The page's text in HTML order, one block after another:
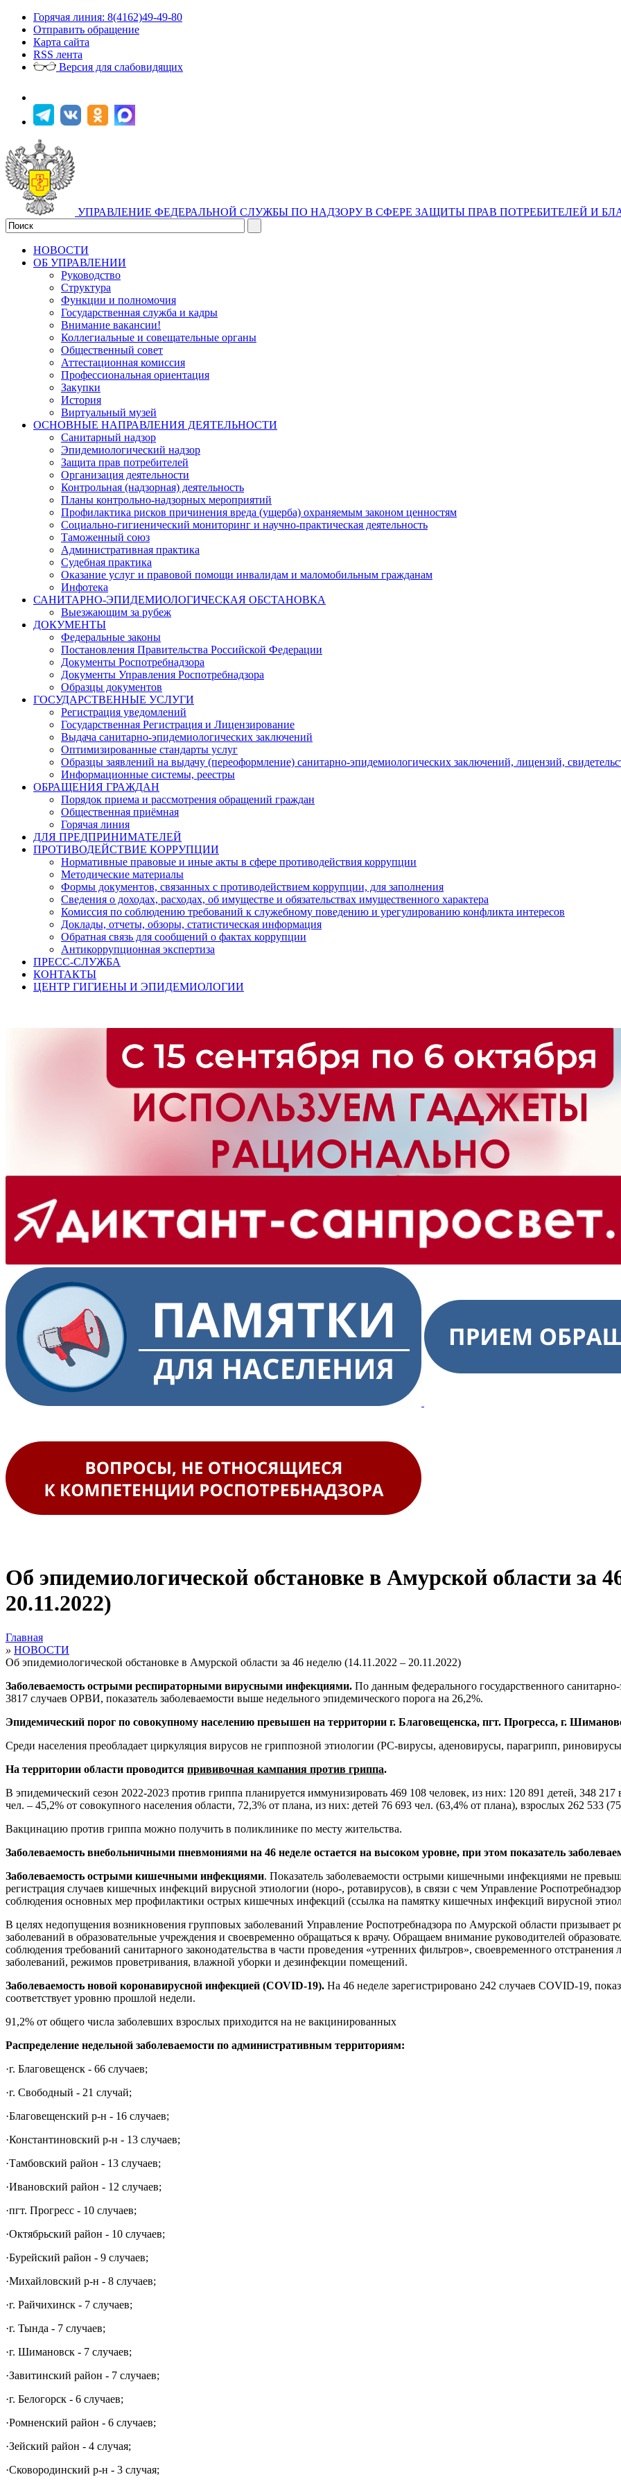
Горячая линия: 8(4162)49-49-80
Отправить обращение
Карта сайта
RSS лента
Версия для слабовидящих
УПРАВЛЕНИЕ ФЕДЕРАЛЬНОЙ СЛУЖБЫ ПО НАДЗОРУ В СФЕРЕ ЗАЩИТЫ ПРАВ ПОТРЕБИТЕЛЕЙ И
НОВОСТИ
ОБ УПРАВЛЕНИИ
Руководство
Структура
Функции и полномочия
Государственная служба и кадры
Внимание вакансии!
Коллегиальные и совещательные органы
Общественный совет
Аттестационная комиссия
Профессиональная ориентация
Закупки
История
Виртуальный музей
ОСНОВНЫЕ НАПРАВЛЕНИЯ ДЕЯТЕЛЬНОСТИ
Санитарный надзор
Эпидемиологический надзор
Защита прав потребителей
Организация деятельности
Контрольная (надзорная) деятельность
Планы контрольно-надзорных мероприятий
Профилактика рисков причинения вреда (ущерба) охраняемым законом ценностям
Социально-гигиенический мониторинг и научно-практическая деятельность
Таможенный союз
Административная практика
Судебная практика
Оказание услуг и правовой помощи инвалидам и маломобильным гражданам
Инфотека
САНИТАРНО-ЭПИДЕМИОЛОГИЧЕСКАЯ ОБСТАНОВКА
Выезжающим за рубеж
ДОКУМЕНТЫ
Федеральные законы
Постановления Правительства Российской Федерации
Документы Роспотребнадзора
Документы Управления Роспотребнадзора
Образцы документов
ГОСУДАРСТВЕННЫЕ УСЛУГИ
Регистрация уведомлений
Государственная Регистрация и Лицензирование
Выдача санитарно-эпидемиологических заключений
Оптимизированные стандарты услуг
Образцы заявлений на выдачу (переоформление) санитарно-эпидемиологических заключений, лицензий,
Информационные системы, реестры
ОБРАЩЕНИЯ ГРАЖДАН
Порядок приема и рассмотрения обращений граждан
Общественная приёмная
Горячая линия
ДЛЯ ПРЕДПРИНИМАТЕЛЕЙ
ПРОТИВОДЕЙСТВИЕ КОРРУПЦИИ
Нормативные правовые и иные акты в сфере противодействия коррупции
Методические материалы
Формы документов, связанных с противодействием коррупции, для заполнения
Сведения о доходах, расходах, об имуществе и обязательствах имущественного характера
Комиссия по соблюдению требований к служебному поведению и урегулированию конфликта интересов
Доклады, отчеты, обзоры, статистическая информация
Обратная связь для сообщений о фактах коррупции
Антикоррупционная экспертиза
ПРЕСС-СЛУЖБА
КОНТАКТЫ
ЦЕНТР ГИГИЕНЫ И ЭПИДЕМИОЛОГИИ
Об эпидемиологической обстановке в Амурской области за
20.11.2022)
Главная
» НОВОСТИ
Об эпидемиологической обстановке в Амурской области за 46 неделю (14.11.2022 – 20.11.2022)
Заболеваемость острыми респираторными вирусными инфекциями. По данным федерального государственного
3817 случаев ОРВИ, показатель заболеваемости выше недельного эпидемического порога на 26,2%.
Эпидемический порог по совокупному населению превышен на территории г. Благовещенска, пгт. Прогресса, г.
Среди населения преобладает циркуляция вирусов не гриппозной этиологии (РС-вирусы, аденовирусы, парагрипп,
На территории области проводится прививочная кампания против гриппа.
В эпидемический сезон 2022-2023 против гриппа планируется иммунизировать 469 108 человек, из них: 120 891 детей, 348
чел. – 45,2% от совокупного населения области, 72,3% от плана, из них: детей 76 693 чел. (63,4% от плана), взрослых 262 533
Вакцинацию против гриппа можно получить в поликлинике по месту жительства.
Заболеваемость внебольничными пневмониями на 46 неделе остается на высоком уровне, при этом показатель
Заболеваемость острыми кишечными инфекциями. Показатель заболеваемости острыми кишечными инфекциями не
регистрация случаев кишечных инфекций вирусной этиологии (норо-, ротавирусов), в связи с чем Управление
соблюдения основных мер профилактики острых кишечных инфекций (ссылка на памятку кишечных инфекций вирусной
В целях недопущения возникновения групповых заболеваний Управление Роспотребнадзора по Амурской области призывает
заболеваний в образовательные учреждения и своевременно обращаться к врачу. Обращаем внимание руководителей
соблюдения требований санитарного законодательства в части проведения «утренних фильтров», своевременного
заболеваний, режимов проветривания, влажной уборки и дезинфекции помещений.
Заболеваемость новой коронавирусной инфекцией (COVID-19). На 46 неделе зарегистрировано 242 случаев COVID-19,
соответствует уровню прошлой недели.
91,2% от общего числа заболевших взрослых приходится на не вакцинированных
Распределение недельной заболеваемости по административным территориям:
·г. Благовещенск - 66 случаев;
·г. Свободный - 21 случай;
·Благовещенский р-н - 16 случаев;
·Константиновский р-н - 13 случаев;
·Тамбовский район - 13 случаев;
·Ивановский район - 12 случаев;
·пгт. Прогресс - 10 случаев;
·Октябрьский район - 10 случаев;
·Бурейский район - 9 случаев;
·Михайловский р-н - 8 случаев;
·г. Райчихинск - 7 случаев;
·г. Тында - 7 случаев;
·г. Шимановск - 7 случаев;
·Завитинский район - 7 случаев;
·г. Белогорск - 6 случаев;
·Ромненский район - 6 случаев;
·Зейский район - 4 случая;
·Сковородинский р-н - 3 случая;